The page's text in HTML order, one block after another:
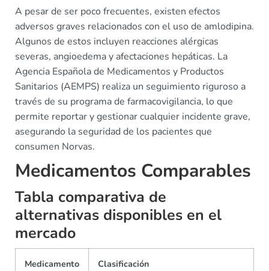
A pesar de ser poco frecuentes, existen efectos
adversos graves relacionados con el uso de amlodipina.
Algunos de estos incluyen reacciones alérgicas
severas, angioedema y afectaciones hepáticas. La
Agencia Española de Medicamentos y Productos
Sanitarios (AEMPS) realiza un seguimiento riguroso a
través de su programa de farmacovigilancia, lo que
permite reportar y gestionar cualquier incidente grave,
asegurando la seguridad de los pacientes que
consumen Norvas.
Medicamentos Comparables
Tabla comparativa de
alternativas disponibles en el
mercado
Medicamento Clasificación